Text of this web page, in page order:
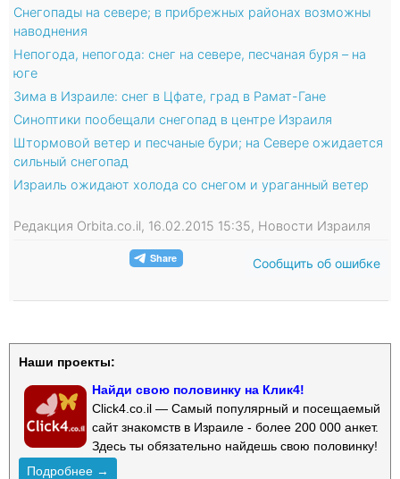
Снегопады на севере; в прибрежных районах возможны
наводнения
Непогода, непогода: снег на севере, песчаная буря – на
юге
Зима в Израиле: снег в Цфате, град в Рамат-Гане
Синоптики пообещали снегопад в центре Израиля
Штормовой ветер и песчаные бури; на Севере ожидается
сильный снегопад
Израиль ожидают холода со снегом и ураганный ветер
Редакция Orbita.co.il, 16.02.2015 15:35, Новости Израиля
Сообщить об ошибке
Наши проекты:
Найди свою половинку на Клик4!
Click4.co.il — Самый популярный и посещаемый
сайт знакомств в Израиле - более 200 000 анкет.
Здесь ты обязательно найдешь свою половинку!
Подробнее →